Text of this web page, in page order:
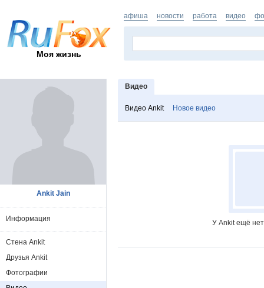
Моя жизнь
афиша новости работа видео
Видео
Видео Ankit Новое видео
У Ankit ещё
Ankit Jain
Информация
Стена Ankit
Друзья Ankit
Фотографии